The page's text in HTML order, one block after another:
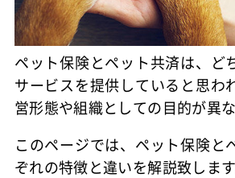
ペット保険とペット共済は、ど
サービスを提供していると思わ
営形態や組織としての目的が異な
このページでは、ペット保険と
ぞれの特徴と違いを解説致します